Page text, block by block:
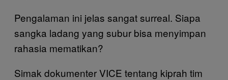
Pengalaman ini jelas sangat surreal. Siapa
sangka ladang yang subur bisa menyimpan
rahasia mematikan?
Simak dokumenter VICE tentang kiprah tim